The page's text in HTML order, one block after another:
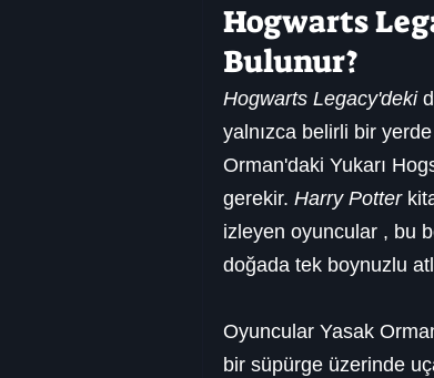
Hogwarts
Bulunur?
Hogwarts Legacy'deki
yalnızca belirli bir
Orman'daki Yukarı
gerekir. Harry Potter
izleyen oyuncular , bu
doğada tek boynuzlu
Oyuncular Yasak
bir süpürge üzerinde